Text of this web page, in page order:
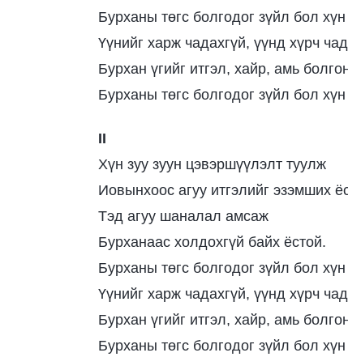
Бурханы төгс болгодог зүйл бол
Үүнийг харж чадахгүй, үүнд хүрч
Бурхан үгийг итгэл, хайр, амь
Бурханы төгс болгодог зүйл бол
II
Хүн зуу зуун цэвэршүүлэлт туулж
Иовынхоос агуу итгэлийг эзэмших
Тэд агуу шаналал амсаж
Бурханаас холдохгүй байх ёстой.
Бурханы төгс болгодог зүйл бол
Үүнийг харж чадахгүй, үүнд хүрч
Бурхан үгийг итгэл, хайр, амь
Бурханы төгс болгодог зүйл бол